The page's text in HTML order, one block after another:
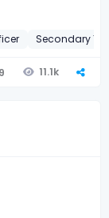
Secondary
9 11.1k